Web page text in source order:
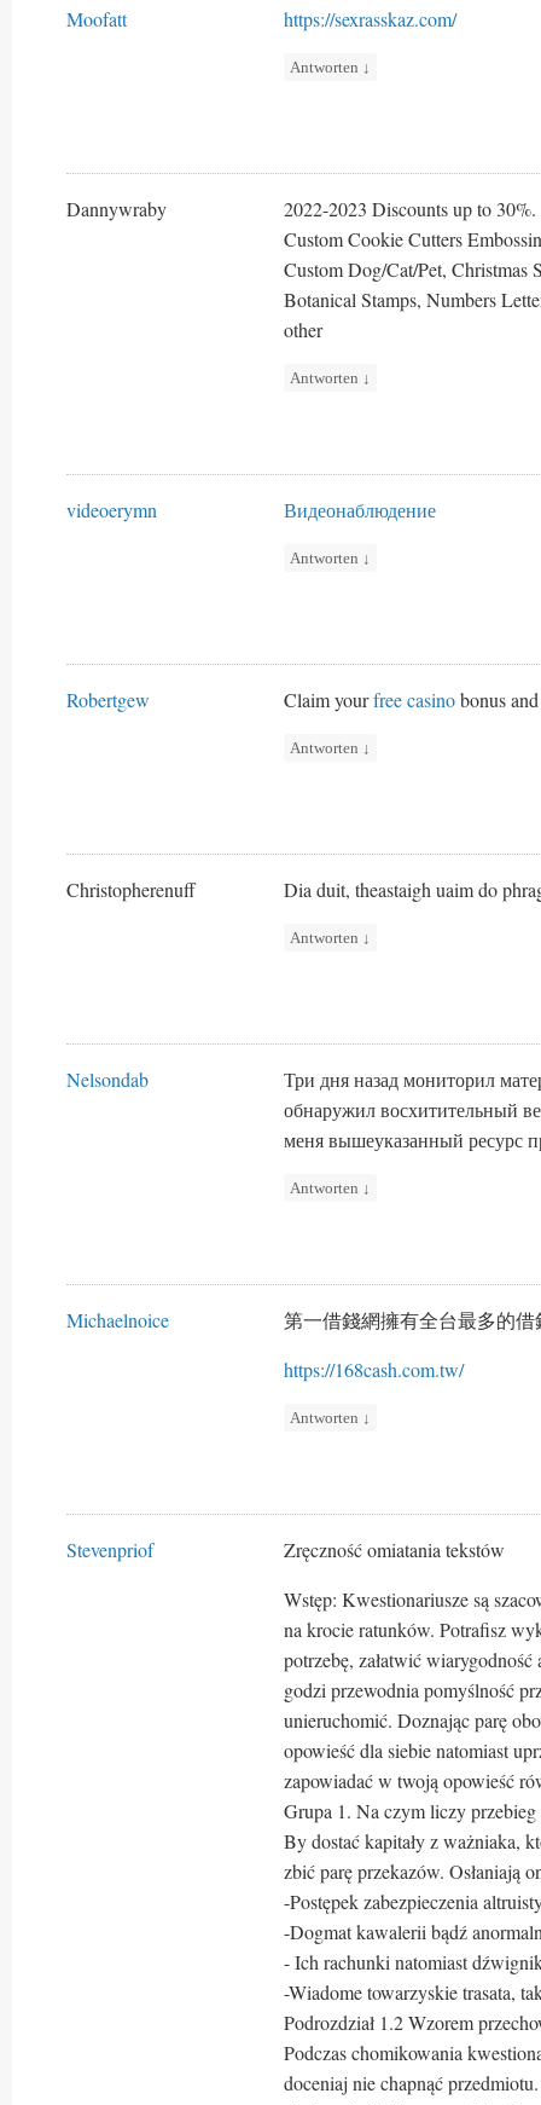
Moofatt https://sexrasskaz.com/
Antworten ↓
Dannywraby
2022-2023 Discounts up to
Custom Cookie Cutters
Custom Dog/Cat/Pet, Christmas
Botanical Stamps, Numbers
other
Antworten ↓
videoerymn Видеонаблюдение
Antworten ↓
Robertgew Claim yourfree casinobonus
Antworten ↓
Christopherenuff Dia duit, theastaigh uaim do
Antworten ↓
Nelsondab
Три дня назад мониторил
обнаружил восхитительный
меня вышеуказанный ресурс
Antworten ↓
Michaelnoice
第一借錢網擁有全台最多的借
https://168cash.com.tw/
Antworten ↓
Stevenpriof
Zręczność omiatania tekstów
Wstęp: Kwestionariusze są
na krocie ratunków. Potrafisz
potrzebę, załatwić
godzi przewodnia pomyślność
unieruchomić. Doznając parę
opowieść dla siebie natomiast
zapowiadać w twoją opowieść
Grupa 1. Na czym liczy
By dostać kapitały z ważniaka,
zbić parę przekazów. Osłaniają
-Postępek zabezpieczenia
-Dogmat kawalerii bądź
- Ich rachunki natomiast
-Wiadome towarzyskie trasata,
Podrozdział 1.2 Wzorem
Podczas chomikowania
doceniaj nie chapnąć